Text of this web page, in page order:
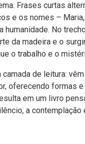
Frases curtas
e os nomes –
humanidade. No
da madeira e o
o trabalho e o
camada de leitura:
oferecendo formas
em um livro
a contemplação